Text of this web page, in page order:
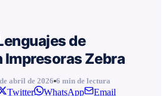
de
Impresoras Zebra
abril de 2026 6 min de lectura
Twitter WhatsApp
Email